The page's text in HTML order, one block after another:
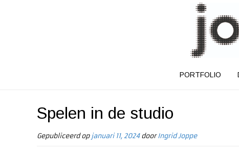
PORTFOLIO
Spelen in de studio
Gepubliceerd op januari 11, 2024doorIngrid Joppe